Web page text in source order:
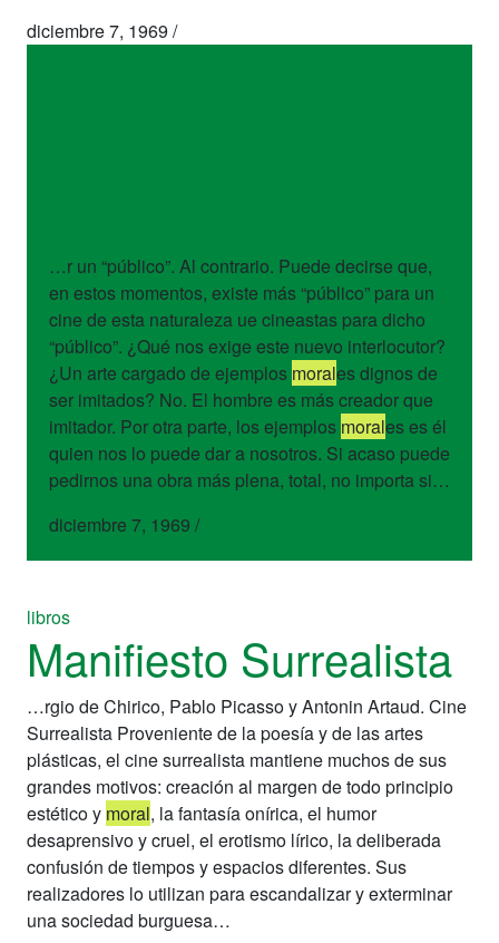
diciembre 7, 1969 /
…r un “público”. Al contrario. Puede decirse que,
en estos momentos, existe más “público” para un
cine de esta naturaleza ue cineastas para dicho
“público”. ¿Qué nos exige este nuevo interlocutor?
¿Un arte cargado de ejemplos morales dignos de
ser imitados? No. El hombre es más creador que
imitador. Por otra parte, los ejemplos morales es él
quien nos lo puede dar a nosotros. Si acaso puede
pedirnos una obra más plena, total, no importa si…
diciembre 7, 1969 /
libros
Manifiesto Surrealista
…rgio de Chirico, Pablo Picasso y Antonin Artaud. Cine
Surrealista Proveniente de la poesía y de las artes
plásticas, el cine surrealista mantiene muchos de sus
grandes motivos: creación al margen de todo principio
estético y moral, la fantasía onírica, el humor
desaprensivo y cruel, el erotismo lírico, la deliberada
confusión de tiempos y espacios diferentes. Sus
realizadores lo utilizan para escandalizar y exterminar
una sociedad burguesa…